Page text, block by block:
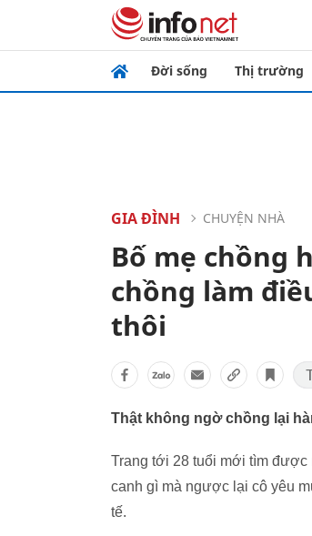
Đời sống Thị trường
GIA ĐÌNH CHUYỆN NHÀ
Bố mẹ chồng
chồng làm
thôi
Thật không ngờ chồng lại
Trang tới 28 tuổi mới tìm được
canh gì mà ngược lại cô yêu
tế.